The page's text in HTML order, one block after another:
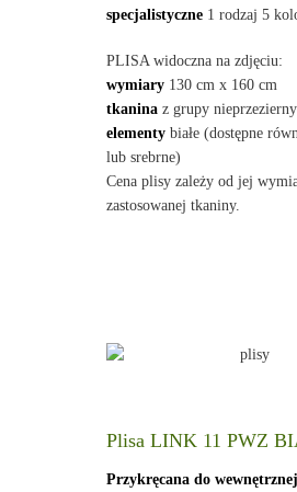
specjalistyczne1 rodzaj 5
PLISA widoczna na zdjęciu:
wymiary130 cm x 160 cm
tkaninaz grupy
elementybiałe (dostępne
lub srebrne)
Cena plisy zależy od jej
zastosowanej tkaniny.
Plisa LINK 11 PWZ
Przykręcana do wewnętrznej